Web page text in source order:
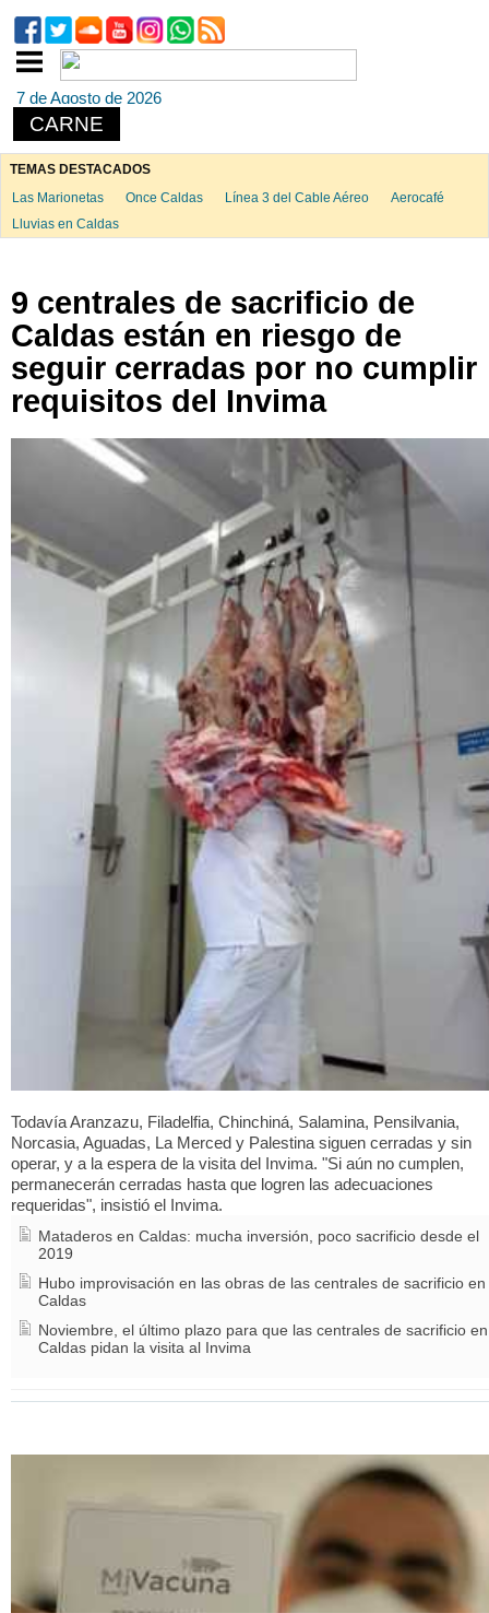
7 de Agosto de 2026
CARNE
TEMAS DESTACADOS
Las Marionetas
Once Caldas Línea 3 del Cable Aéreo
Aerocafé
Lluvias en Caldas
9 centrales de sacrificio de
Caldas están en riesgo de
seguir cerradas por no cumplir
requisitos del Invima
Todavía Aranzazu, Filadelfia, Chinchiná, Salamina, Pensilvania,
Norcasia, Aguadas, La Merced y Palestina siguen cerradas y sin
operar, y a la espera de la visita del Invima. "Si aún no cumplen,
permanecerán cerradas hasta que logren las adecuaciones
requeridas", insistió el Invima.
Mataderos en Caldas: mucha inversión, poco sacrificio desde el
2019
Hubo improvisación en las obras de las centrales de sacrificio en
Caldas
Noviembre, el último plazo para que las centrales de sacrificio en
Caldas pidan la visita al Invima